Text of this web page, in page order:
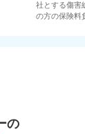
社とする傷害
の方の保険料
の